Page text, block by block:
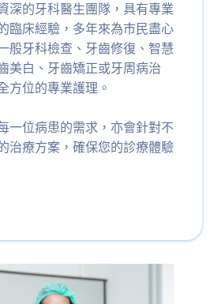
深的牙科醫生團隊，具有專業
臨床經驗，多年來為市民盡心
般牙科檢查、牙齒修復、智慧
美白、牙齒矯正或牙周病治
方位的專業護理。
一位病患的需求，亦會針對不
治療方案，確保您的診療體驗